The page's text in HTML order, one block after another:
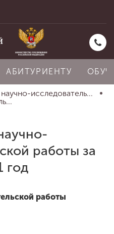
АБИТУРИЕНТУ
исследователь...
работы за
год
работы